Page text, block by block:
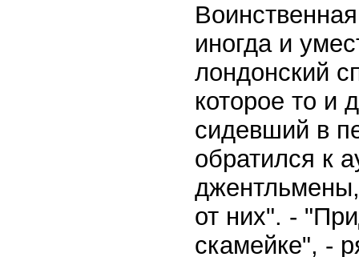
иногда и
лондонский
которое то и
сидевший в
обратился к
от них". -
скамейке", -